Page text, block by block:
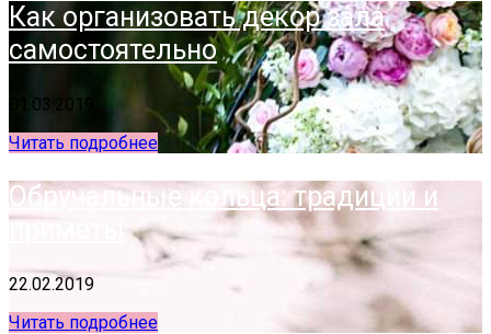
Как организовать декор зала
самостоятельно
01.03.2019
Читать подробнее
Обручальные кольца: традиции и
приметы
22.02.2019
Читать подробнее